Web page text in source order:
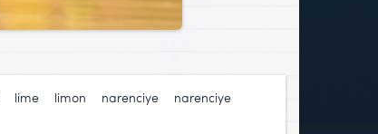
lime limon narenciye
narenciye